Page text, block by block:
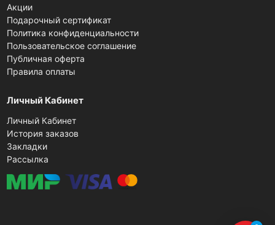
Акции
Подарочный сертификат
Политика конфиденциальности
Пользовательское соглашение
Публичная оферта
Правила оплаты
Личный Кабинет
Личный Кабинет
История заказов
Закладки
Рассылка